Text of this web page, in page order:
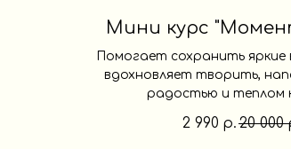
Мини курс
Помогает сохранить яркие
вдохновляет творить,
радостью и теплом
2 990 р. 20 000